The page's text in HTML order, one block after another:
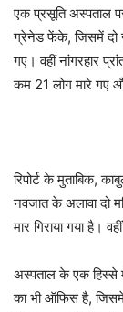
एक प्रसूति अस्पताल
ग्रेनेड फेंके, जिसमें दो
गए। वहीं नांगरहार
कम 21 लोग मारे गए
रिपोर्ट के मुताबिक,
नवजात के अलावा दो
मार गिराया गया है।
अस्पताल के एक हिस्से
का भी ऑफिस है, जिसमें